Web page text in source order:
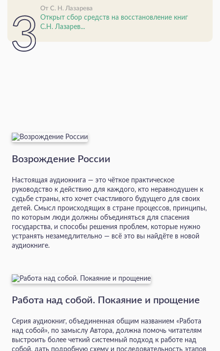
От С. Н. Лазарева
Открыт сбор средств на восстановление книг
С.Н. Лазарев...
Возрождение России
Настоящая аудиокнига — это чёткое практическое
руководство к действию для каждого, кто неравнодушен к
судьбе страны, кто хочет счастливого будущего для своих
детей. Смысл происходящих в стране процессов, принципы,
по которым люди должны объединяться для спасения
государства, и способы решения проблем, которые нужно
устранять незамедлительно — всё это вы найдёте в новой
аудиокниге.
Работа над собой. Покаяние и прощение
Серия аудиокниг, объединенная общим названием «Работа
над собой», по замыслу Автора, должна помочь читателям
выстроить более четкий системный подход к работе над
собой, дать подробную схему и последовательность этапов